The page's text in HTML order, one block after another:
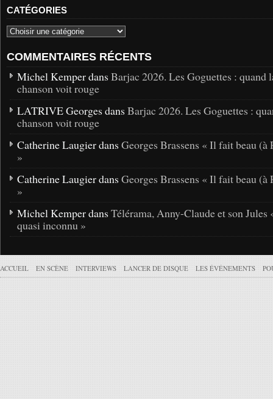
CATÉGORIES
COMMENTAIRES RÉCENTS
Michel Kemper dans Barjac 2026. Les Goguettes : quand
chanson voit rouge
LATRIVE Georges dans Barjac 2026. Les Goguettes :
chanson voit rouge
Catherine Laugier dans Georges Brassens « Il fait beau (à
»
Catherine Laugier dans Georges Brassens « Il fait beau (à
»
Michel Kemper dans Télérama, Anny-Claude et son Jules
quasi inconnu »
ACCUEIL EN SCÈNE INTERVIEWS LANCER DE DISQUE LES ÉVÉNEMENTS